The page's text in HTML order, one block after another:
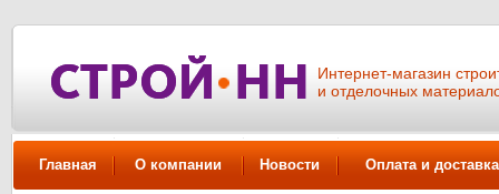
Интернет-магазин
и отделочных
Главная О компании Новости Оплата и доставка